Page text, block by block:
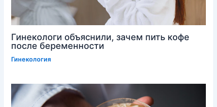
Гинекологи объяснили, зачем пить кофе
после беременности
Гинекология